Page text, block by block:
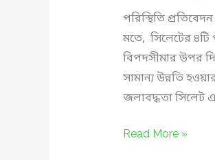
করা
পরিস্থিতি
মতে, সিলেটের ৪টি
বিপদসীমার উপর
সামান্য উন্নতি
জলাবদ্ধতা সিলেট
সিলেট,
Read More »